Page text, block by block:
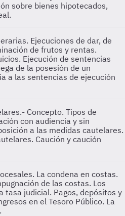
sobre bienes hipotecados,
Ejecuciones de dar, de
de frutos y rentas.
Ejecución de sentencias
de la posesión de un
a las sentencias de ejecución
Concepto. Tipos de
con audiencia y sin
a las medidas cautelares.
Caución y caución
La condena en costas.
de las costas. Los
tasa judicial. Pagos, depósitos y
en el Tesoro Público. La